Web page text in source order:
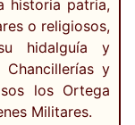
historia patria,
o religiosos,
hidalguía y
y
los Ortega
Militares.